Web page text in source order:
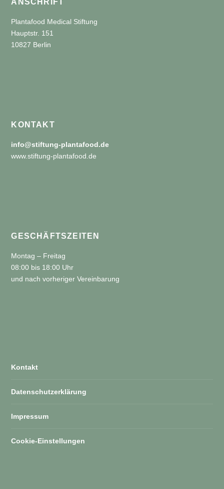
ANSCHRIFT
Plantafood Medical Stiftung
Hauptstr. 151
10827 Berlin
KONTAKT
info@stiftung-plantafood.de
www.stiftung-plantafood.de
GESCHÄFTSZEITEN
Montag – Freitag
08:00 bis 18:00 Uhr
und nach vorheriger Vereinbarung
Kontakt
Datenschutzerklärung
Impressum
Cookie-Einstellungen